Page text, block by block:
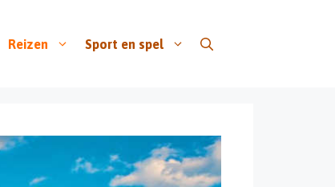
Reizen Sport en spel